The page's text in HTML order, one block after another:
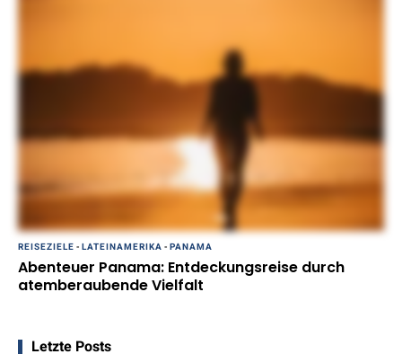
REISEZIELE - LATEINAMERIKA - PANAMA
Abenteuer Panama: Entdeckungsreise durch
atemberaubende Vielfalt
Letzte Posts